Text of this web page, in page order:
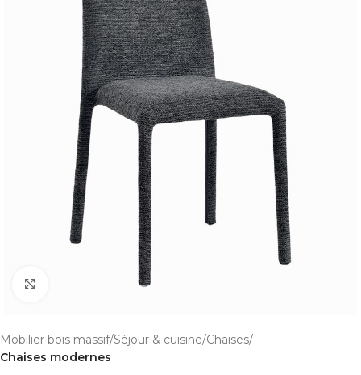
Cliquer pour agrandir
Mobilier bois massif Séjour & cuisine Chaises
Chaises modernes